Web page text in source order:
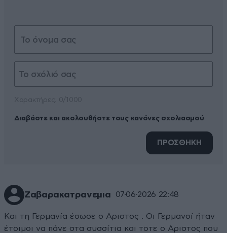
Διαβάστε και ακολουθήστε τους κανόνες σχολιασμού
ΠΡΟΣΘΗΚΗ
Ζαβαρακατρανεμια 07·06·2026 22:48
Και τη Γερμανία έσωσε ο Αριστος . Οι Γερμανοί ήταν
έτοιμοι να πάνε στα συσσίτια και τοτε ο Αριστος που